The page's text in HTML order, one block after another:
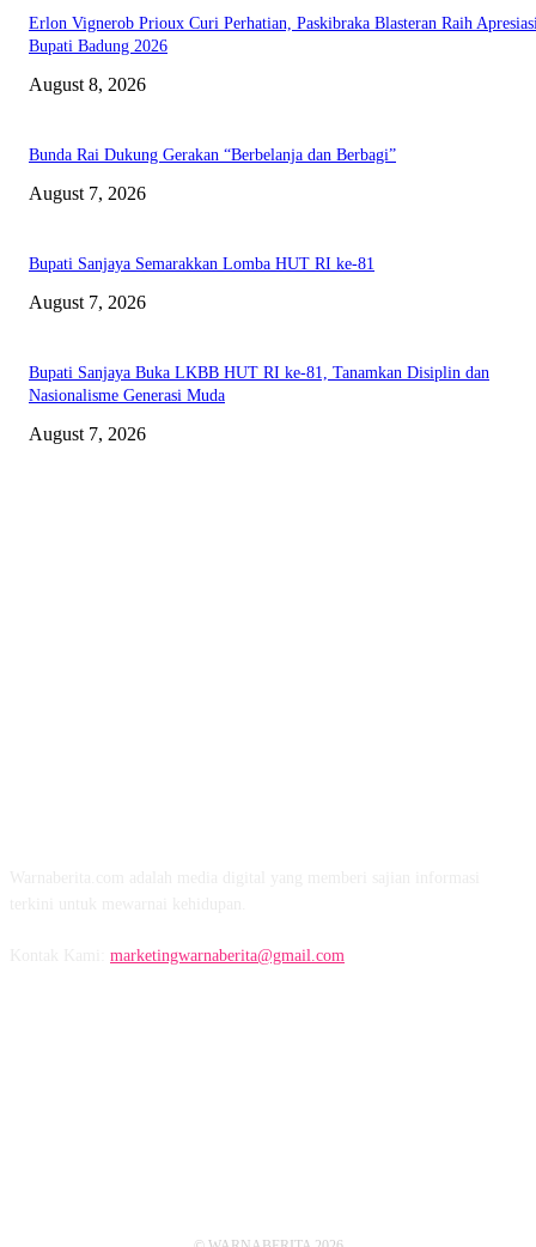
Erlon Vignerob Prioux Curi Perhatian, Paskibraka Blasteran Raih
Bupati Badung 2026
August 8, 2026
Bunda Rai Dukung Gerakan “Berbelanja dan Berbagi”
August 7, 2026
Bupati Sanjaya Semarakkan Lomba HUT RI ke-81
August 7, 2026
Bupati Sanjaya Buka LKBB HUT RI ke-81, Tanamkan Disiplin dan
Nasionalisme Generasi Muda
August 7, 2026
marketingwarnaberita@gmail.com